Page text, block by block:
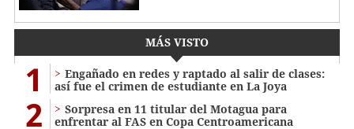
MÁS VISTO
1
Engañado en redes y raptado al salir de clases:
así fue el crimen de estudiante en La Joya
2
Sorpresa en 11 titular del Motagua para
enfrentar al FAS en Copa Centroamericana